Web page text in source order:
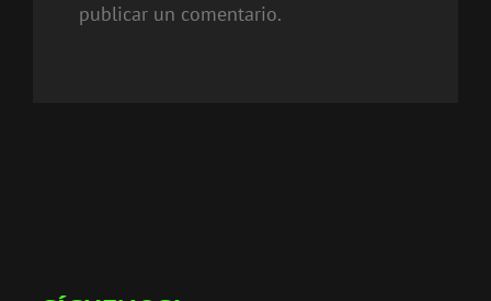
publicar un comentario.